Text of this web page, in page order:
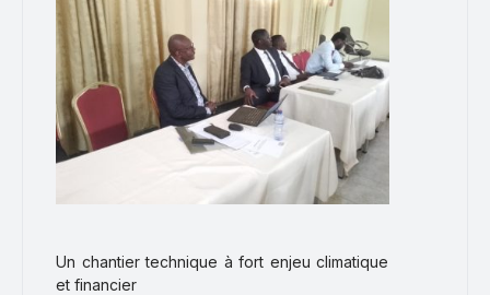
Un chantier technique à fort enjeu climatique
et financier